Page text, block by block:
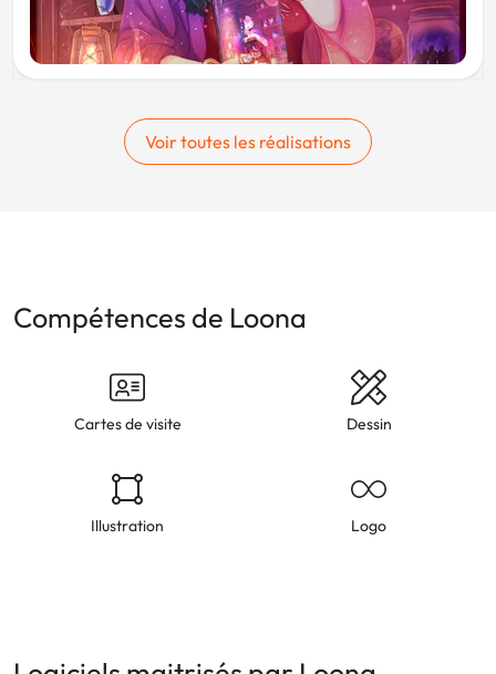
Voir toutes les réalisations
Compétences de Loona
Cartes de visite Dessin
Illustration Logo